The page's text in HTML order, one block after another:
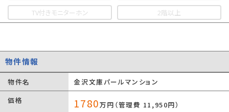
TV付きモニターホン 2階以上
物件情報
物件名
金沢文庫パールマンション
価格
1780万円（管理費 11,950円）